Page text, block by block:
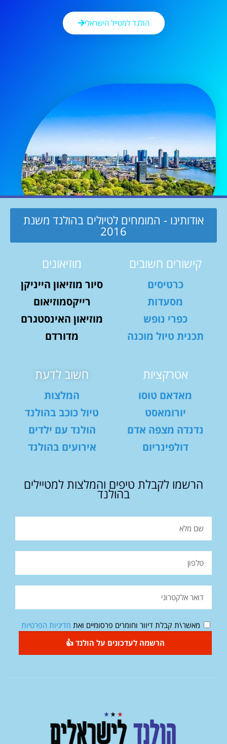
הולנד למטייל הישראלי
אודותינו - המומחים לטיולים בהולנד משנת
2016
קישורים חשובים
כרטיסים
מסעדות
כפרי נופש
תכנית טיול מוכנה
מוזיאונים
סיור מוזיאון הייניקן
רייקסמוזיאום
מוזיאון האינסטגרם
מדורדם
אטרקציות
מאדאם טוסו
יורומאסט
נדנדה מצפה אדם
דולפינריום
חשוב לדעת
המלצות
טיול כוכב בהולנד
הולנד עם ילדים
אירועים בהולנד
הרשמו לקבלת טיפים והמלצות למטיילים
בהולנד
מאשר\ת קבלת דיוור וחומרים פרסומיים ואת מדיניות הפרטיות
הרשמה לעדכונים על הולנד 👍